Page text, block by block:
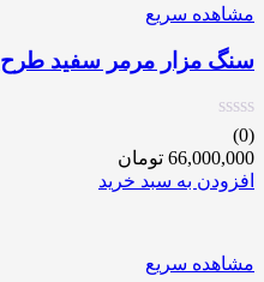
مشاهده سریع
سنگ مزار مرمر سفید طرح cnc کد 11
(0)
66,000,000 تومان
افزودن به سبد خرید
مشاهده سریع